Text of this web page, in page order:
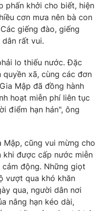
nếu không có sự chấp
VTV.vn khi phát hành lại
phấn khởi cho biết, hiện
cơn mưa nên bà con
giếng đào, giếng
rất vui.
lo thiếu nước. Đặc
xã, cùng các đơn
Mập đã đồng hành
hoạt miễn phí liên tục
điểm hạn hán", ông
Mập, cũng vui mừng cho
khi được cấp nước miễn
động. Những giọt
vượt qua khó khăn
qua, người dân nơi
nắng hạn kéo dài,